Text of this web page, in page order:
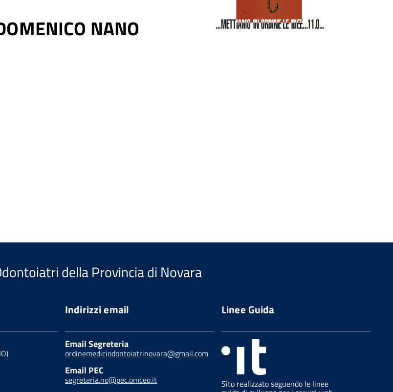
NANO
della Provincia di Novara
Indirizzi email
Email Segreteria
ordinemediciodontoiatrinovara@gmail.com
Email PEC
segreteria.no@pec.omceo.it
Linee Guida
Sito realizzato seguendo le linee